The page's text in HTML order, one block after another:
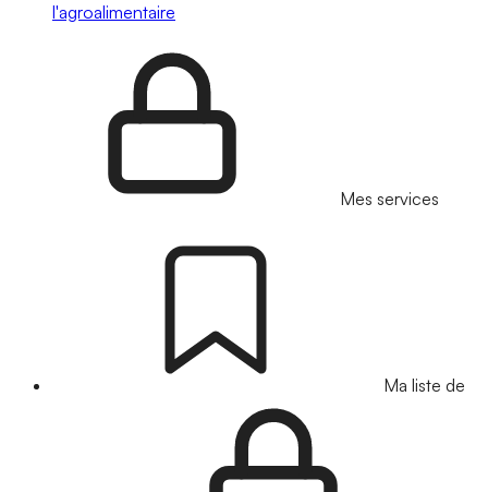
l'agroalimentaire
Mes services
Ma liste de